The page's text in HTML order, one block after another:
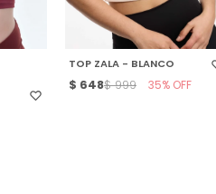
SELECCIONAR TALLE
TOP ZALA - BLANCO
$ 648$ 999 35